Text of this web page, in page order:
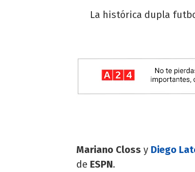
La histórica dupla
Mariano Closs y Diego
de ESPN.